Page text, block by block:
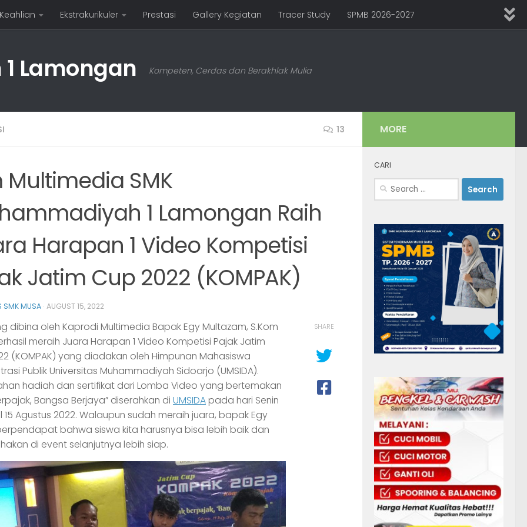
Ekstrakurikuler Prestasi Gallery Kegiatan Tracer Study SPMB 2026-2027
Lamongan Kompeten, Cerdas dan Berakhlak Mulia
13
Multimedia SMK
1 Lamongan Raih
Harapan 1 Video Kompetisi
Jatim Cup 2022 (KOMPAK)
SMK MUSA · AUGUST 15, 2022
dibina oleh Kaprodi Multimedia Bapak Egy Multazam, S.Kom
meraih Juara Harapan 1 Video Kompetisi Pajak Jatim
(KOMPAK) yang diadakan oleh Himpunan Mahasiswa
Publik Universitas Muhammadiyah Sidoarjo (UMSIDA).
hadiah dan sertifikat dari Lomba Video yang bertemakan
Bangsa Berjaya” diserahkan di UMSIDApada hari Senin
Agustus 2022. Walaupun sudah meraih juara, bapak Egy
bahwa siswa kita harusnya bisa lebih baik dan
di event selanjutnya lebih siap.
SHARE
MORE
CARI
Search